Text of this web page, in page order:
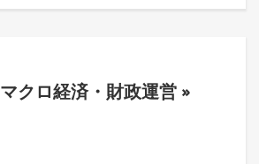
マクロ経済・財政運営 »